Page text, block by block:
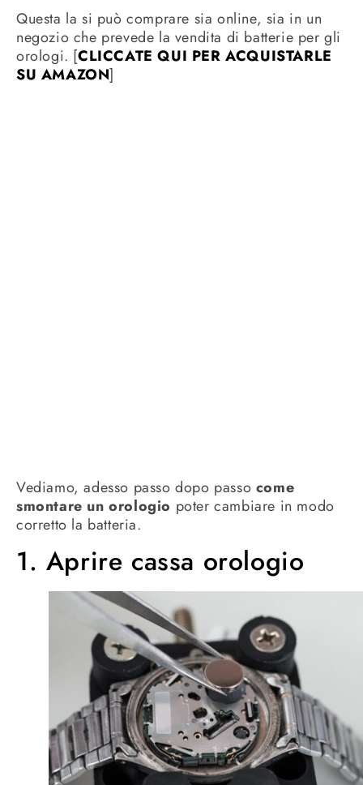
Questa la si può comprare sia online, sia in un
negozio che prevede la vendita di batterie per gli
orologi. [CLICCATE QUI PER ACQUISTARLE
SU AMAZON]
Vediamo, adesso passo dopo passo come
smontare un orologio poter cambiare in modo
corretto la batteria.
1. Aprire cassa orologio